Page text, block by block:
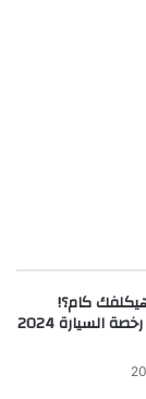
كام؟!
مصاريف تجديد رخصة السيارة 2024